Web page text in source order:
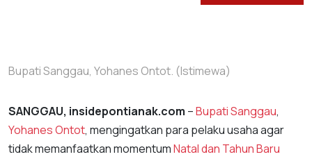
Bupati Sanggau, Yohanes Ontot. (Istimewa)
SANGGAU, insidepontianak.com –Bupati Sanggau,
Yohanes Ontot, mengingatkan para pelaku usaha agar
tidak memanfaatkan momentumNatal dan Tahun Baru